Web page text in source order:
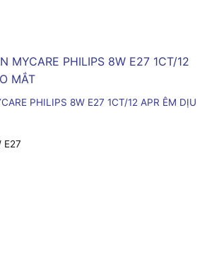
PHILIPS 8W E27 1CT/12 APR ÊM DỊU
E27